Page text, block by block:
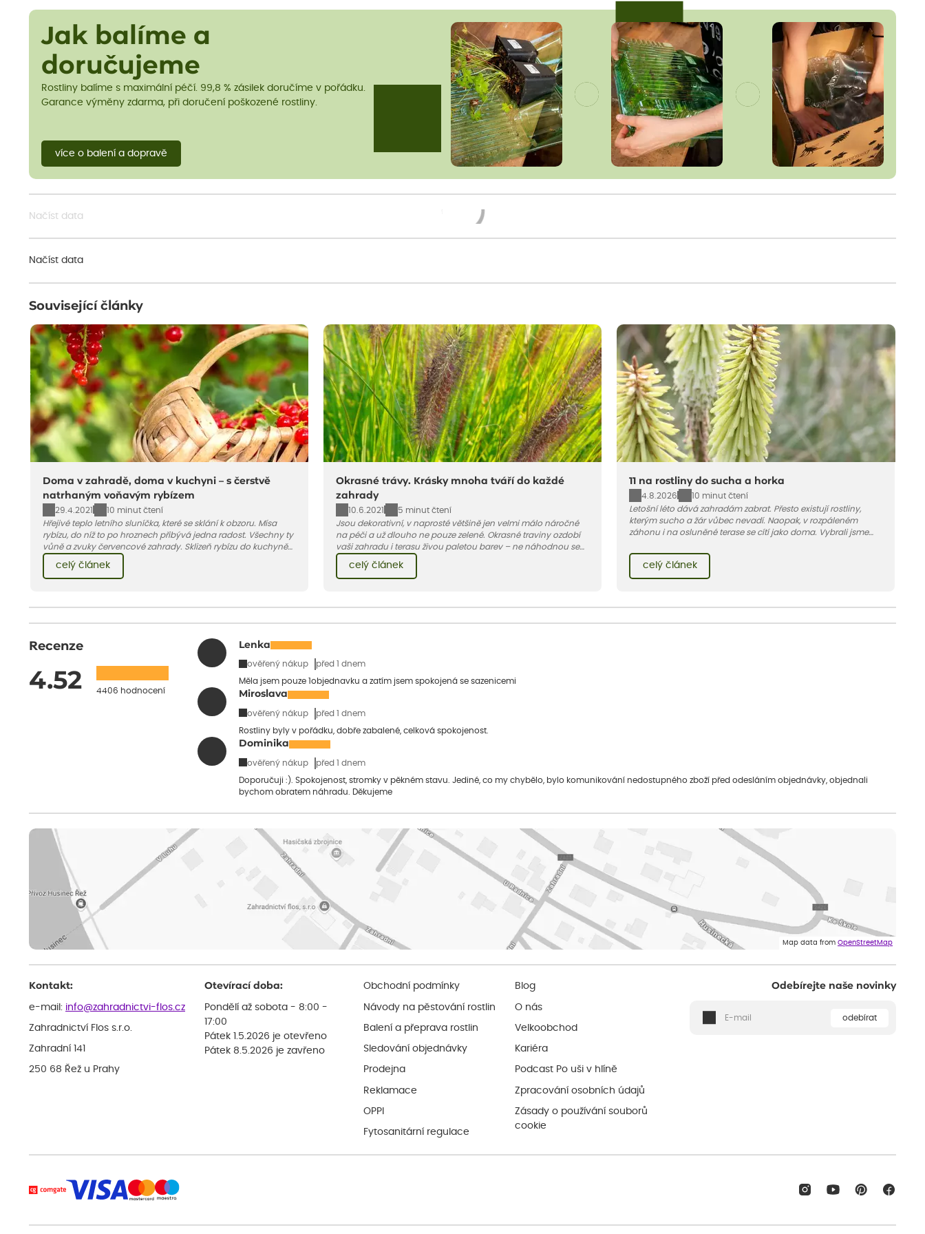
Jak balíme a
doručujeme
Rostliny balíme s maximální péčí. 99,8 % zásilek doručíme v pořádku.
Garance výměny zdarma, při doručení poškozené rostliny.
více o balení a dopravě
Načíst data
Načíst data
Související články
Doma v zahradě, doma v kuchyni – s čerstvě
natrhaným voňavým rybízem
29.4.2021
10 minut čtení
Hřejivé teplo letního sluníčka, které se sklání k obzoru. Mísa
rybízu, do níž to po hroznech přibývá jedna radost. Všechny ty
vůně a zvuky červencové zahrady. Sklizeň rybízu do kuchyně
vnese neuvěřitelný klid a radost. A taky trochu bezstarostnosti
dětství při mlsání babiččina drobenkového koláče s rybízem.
celý článek
Okrasné trávy. Krásky mnoha tváří do každé
zahrady
10.6.2021
5 minut čtení
Jsou dekorativní, v naprosté většině jen velmi málo náročné
na péči a už dlouho ne pouze zelené. Okrasné traviny ozdobí
vaši zahradu i terasu živou paletou barev – ne náhodnou se
jedna z nejoblíbenějších jmenuje ozdobnice.
celý článek
11 na rostliny do sucha a horka
4.8.2026
10 minut čtení
Letošní léto dává zahradám zabrat. Přesto existují rostliny,
kterým sucho a žár vůbec nevadí. Naopak, v rozpáleném
záhonu i na osluněné terase se cítí jako doma. Vybrali jsme
léto bez pravidelné zálivky. Pojďme se podívat, které to jsou.
celý článek
Recenze
4.52 4406 hodnocení
Lenka
ověřený nákup před 1 dnem
Měla jsem pouze 1objednavku a zatím jsem spokojená se sazenicemi
Miroslava
ověřený nákup před 1 dnem
Rostliny byly v pořádku, dobře zabalené, celková spokojenost.
Dominika
ověřený nákup před 1 dnem
Doporučuji :). Spokojenost, stromky v pěkném stavu. Jediné, co my chybělo, bylo komunikování nedostupného zboží před odesláním objednávky, objednali
bychom obratem náhradu. Děkujeme
Map data from OpenStreetMap
Kontakt:
e-mail: info@zahradnictvi-flos.cz
Zahradnictví Flos s.r.o.
Zahradní 141
250 68 Řež u Prahy
Otevírací doba:
Pondělí až sobota - 8:00 -
17:00
Pátek 1.5.2026 je otevřeno
Pátek 8.5.2026 je zavřeno
Obchodní podmínky
Návody na pěstování rostlin
Balení a přeprava rostlin
Sledování objednávky
Prodejna
Reklamace
OPPI
Fytosanitární regulace
Blog
O nás
Velkoobchod
Kariéra
Podcast Po uši v hlíně
Zpracování osobních údajů
Zásady o používání souborů
cookie
Odebírejte naše novinky
odebírat